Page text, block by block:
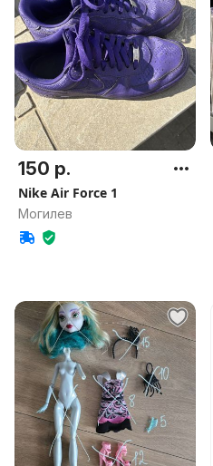
150 р.
Nike Air Force 1
Могилев